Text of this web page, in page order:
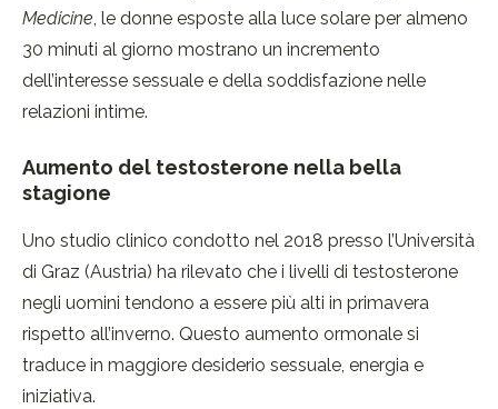
Medicine, le donne esposte alla luce solare per almeno
30 minuti al giorno mostrano un incremento
dell’interesse sessuale e della soddisfazione nelle
relazioni intime.
Aumento del testosterone nella bella
stagione
Uno studio clinico condotto nel 2018 presso l’Università
di Graz (Austria) ha rilevato che i livelli di testosterone
negli uomini tendono a essere più alti in primavera
rispetto all’inverno. Questo aumento ormonale si
traduce in maggiore desiderio sessuale, energia e
iniziativa.